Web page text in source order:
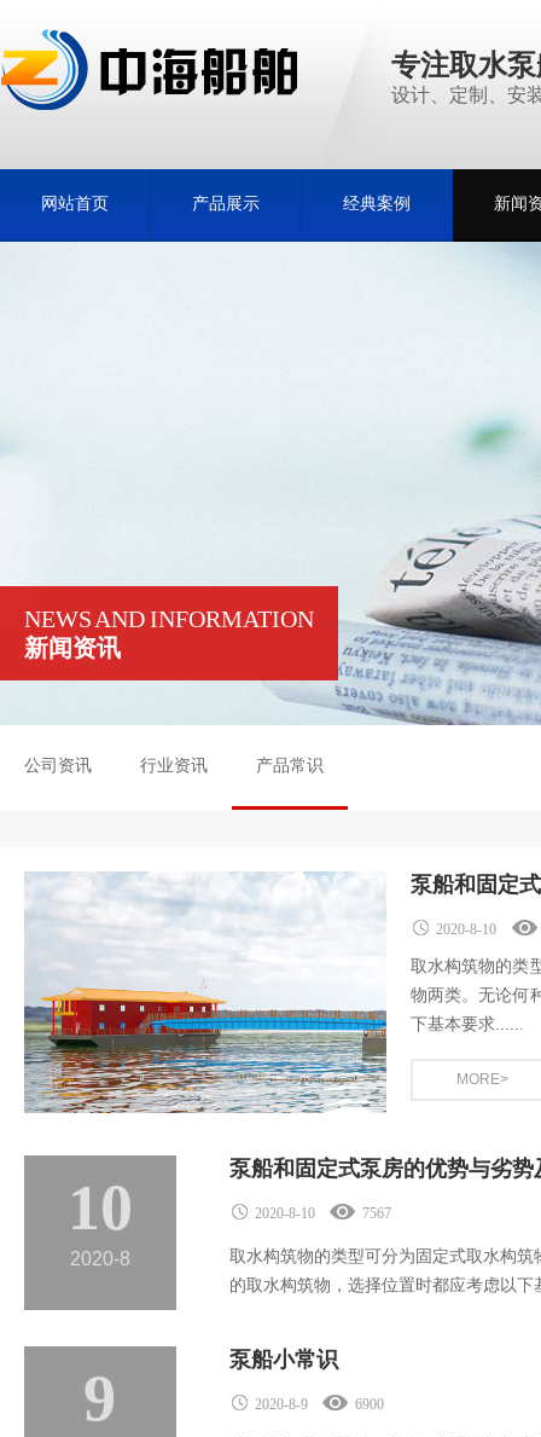
专注取水
设计、定制、安
网站首页 产品展示 经典案例 新闻
NEWS AND INFORMATION
新闻资讯
公司资讯 行业资讯 产品常识
泵船和固定
2020-8-10
取水构筑物的类
物两类。无论何
下基本要求......
MORE>
10
2020-8
泵船和固定式泵房的优势与劣势
2020-8-10 7567
取水构筑物的类型可分为固定式取水构
的取水构筑物，选择位置时都应考虑以下
9
泵船小常识
2020-8-9 6900